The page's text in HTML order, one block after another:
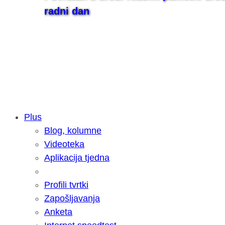
radni dan
Samsung otkrio kako je nastajala
razvoja donijelo tanje i izdržljivije
Plus
Blog, kolumne
Videoteka
Aplikacija tjedna
Profili tvrtki
Zapošljavanja
Anketa